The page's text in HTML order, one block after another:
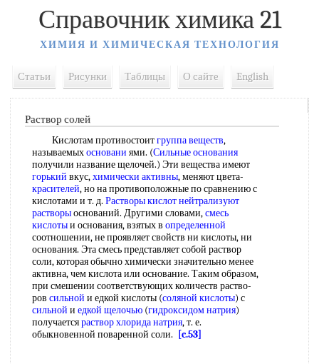
Справочник химика 21
ХИМИЯ И ХИМИЧЕСКАЯ ТЕХНОЛОГИЯ
Статьи Рисунки Таблицы О сайте English
Раствор солей
Кислотам противостоитгруппа веществ,
называемыхосновани ями. (Сильные основания
получили название щелочей.) Эти вещества имеют
горький вкус,химически активны, меняют цвета-
красителей, но на противоположные по сравнению с
кислотами и т. д. Растворы кислотнейтрализуют
растворыоснований. Другими словами,смесь
кислотыи основания, взятых в определенной
соотношении, не проявляет свойств ни кислоты, ни
основания. Эта смесь представляет собой раствор
соли, которая обычно химически значительно менее
активна, чем кислота или основание. Таким образом,
при смешении соответствующих количеств раство-
ров сильной и едкой кислоты (соляной кислоты) с
сильной и едкой щелочью (гидроксидом натрия)
получаетсяраствор хлорида натрия, т. е.
обыкновенной поваренной соли.
[c.53]